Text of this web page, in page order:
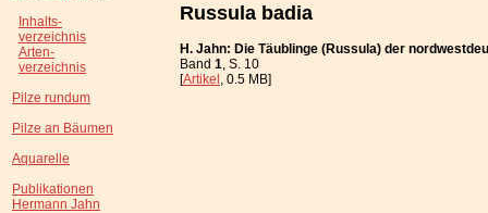
Inhalts-
verzeichnis
Arten-
verzeichnis
Pilze rundum
Pilze an Bäumen
Aquarelle
Publikationen
Hermann Jahn
Russula badia
H. Jahn: Die Täublinge (Russula) der
Band 1, S. 10
[Artikel, 0.5 MB]